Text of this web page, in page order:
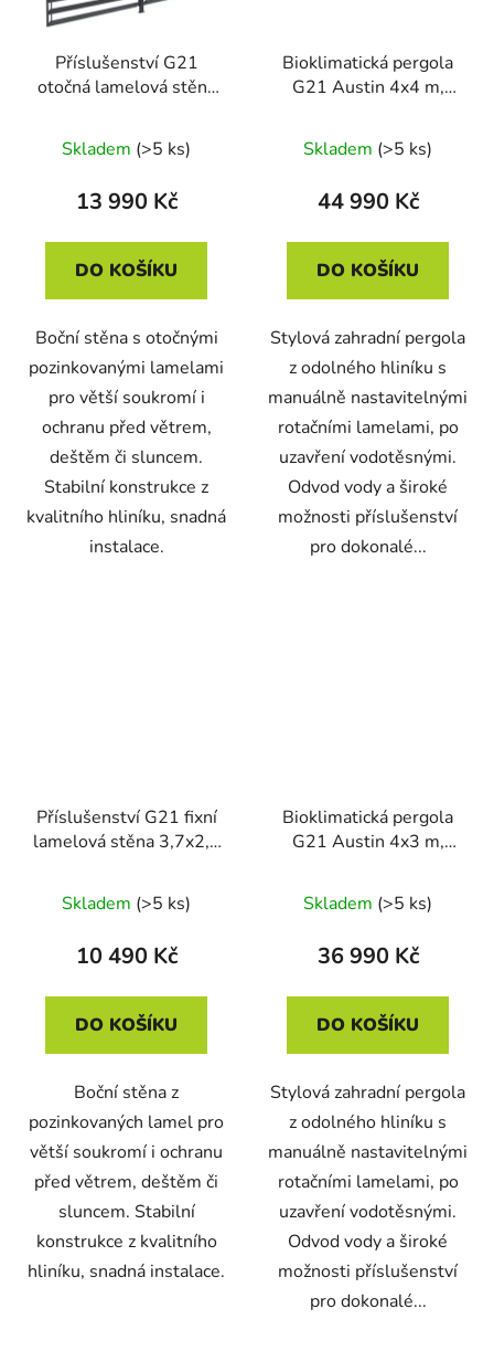
Příslušenství G21
otočná lamelová stěna
Austin
Skladem (>5 ks)
13 990 Kč
DO KOŠÍKU
Boční stěna s otočnými
pozinkovanými lamelami
pro větší soukromí i
ochranu před větrem,
deštěm či sluncem.
Stabilní konstrukce z
kvalitního hliníku, snadná
instalace.
Bioklimatická pergola
G21 Austin 4x4 m,
Skladem (>5 ks)
44 990 Kč
DO KOŠÍKU
Stylová zahradní pergola
z odolného hliníku s
manuálně nastavitelnými
rotačními lamelami, po
uzavření vodotěsnými.
Odvod vody a široké
možnosti příslušenství
pro dokonalé...
Příslušenství G21 fixní
lamelová stěna 3,7x2,2
Skladem (>5 ks)
10 490 Kč
DO KOŠÍKU
Boční stěna z
pozinkovaných lamel pro
větší soukromí i ochranu
před větrem, deštěm či
sluncem. Stabilní
konstrukce z kvalitního
hliníku, snadná instalace.
Bioklimatická pergola
G21 Austin 4x3 m,
Skladem (>5 ks)
36 990 Kč
DO KOŠÍKU
Stylová zahradní pergola
z odolného hliníku s
manuálně nastavitelnými
rotačními lamelami, po
uzavření vodotěsnými.
Odvod vody a široké
možnosti příslušenství
pro dokonalé...